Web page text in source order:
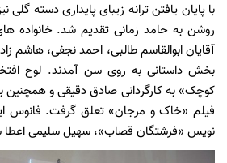
با پایان یافتن ترانه زیبای پایداری دسته
روشن به حامد زمانی تقدیم شد. خانواده
آقایان ابوالقاسم طالبی، احمد نجفی، هاشم
بخش داستانی به روی سن آمدند. لوح
کوچک» به کارگردانی صادق دقیقی و همچنین
فیلم «خاک و مرجان» تعلق گرفت. فانوس
نویس «فرشتگان قصاب»، سهیل سلیمی